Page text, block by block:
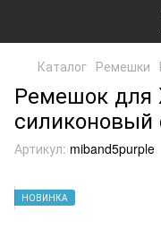
Каталог Ремешки
Ремешок для
Артикул: miband5purple
НОВИНКА